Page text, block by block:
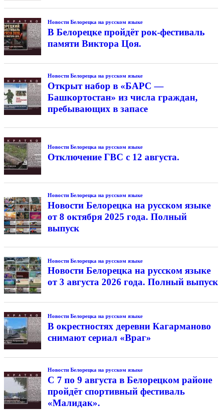
Новости Белорецка на русском языке
В Белорецке пройдёт рок-фестиваль
памяти Виктора Цоя.
Новости Белорецка на русском языке
Открыт набор в «БАРС —
Башкортостан» из числа граждан,
пребывающих в запасе
Новости Белорецка на русском языке
Отключение ГВС с 12 августа.
Новости Белорецка на русском языке
Новости Белорецка на русском языке
от 8 октября 2025 года. Полный
выпуск
Новости Белорецка на русском языке
Новости Белорецка на русском языке
от 3 августа 2026 года. Полный выпуск
Новости Белорецка на русском языке
В окрестностях деревни Кагарманово
снимают сериал «Враг»
Новости Белорецка на русском языке
С 7 по 9 августа в Белорецком районе
пройдёт спортивный фестиваль
«Малидак».